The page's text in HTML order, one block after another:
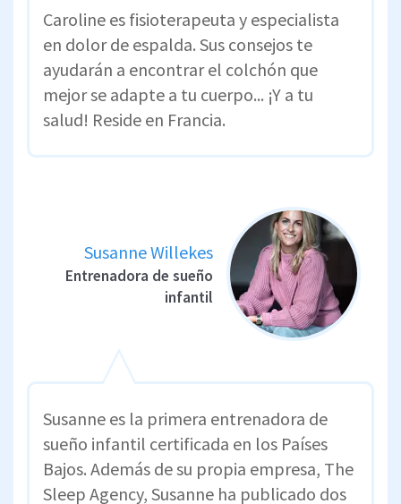
Caroline es fisioterapeuta y especialista
en dolor de espalda. Sus consejos te
ayudarán a encontrar el colchón que
mejor se adapte a tu cuerpo... ¡Y a tu
salud! Reside en Francia.
Susanne Willekes
Entrenadora de sueño
infantil
Susanne es la primera entrenadora de
sueño infantil certificada en los Países
Bajos. Además de su propia empresa, The
Sleep Agency, Susanne ha publicado dos